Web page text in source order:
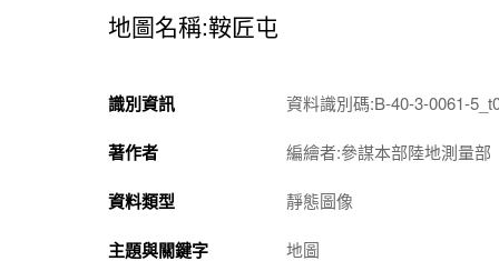
地圖名稱:鞍匠屯
識別資訊 資料識別碼:B-40-3-0061-
著作者 編繪者:參謀本部陸地測量部
資料類型 靜態圖像
主題與關鍵字 地圖